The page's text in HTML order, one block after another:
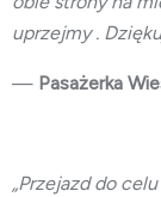
uprzejmy .
— Pasażerka
„Przejazd do